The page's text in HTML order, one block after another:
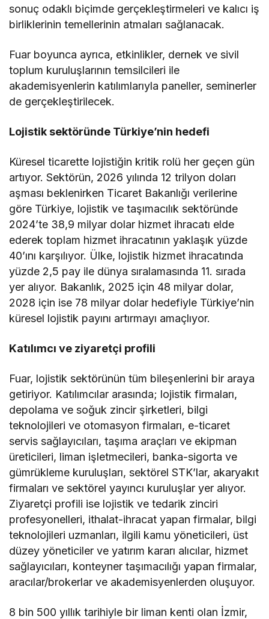
sonuç odaklı biçimde gerçekleştirmeleri ve kalıcı iş
birliklerinin temellerinin atmaları sağlanacak.
Fuar boyunca ayrıca, etkinlikler, dernek ve sivil
toplum kuruluşlarının temsilcileri ile
akademisyenlerin katılımlarıyla paneller, seminerler
de gerçekleştirilecek.
Lojistik sektöründe Türkiye’nin hedefi
Küresel ticarette lojistiğin kritik rolü her geçen gün
artıyor. Sektörün, 2026 yılında 12 trilyon doları
aşması beklenirken Ticaret Bakanlığı verilerine
göre Türkiye, lojistik ve taşımacılık sektöründe
2024’te 38,9 milyar dolar hizmet ihracatı elde
ederek toplam hizmet ihracatının yaklaşık yüzde
40’ını karşılıyor. Ülke, lojistik hizmet ihracatında
yüzde 2,5 pay ile dünya sıralamasında 11. sırada
yer alıyor. Bakanlık, 2025 için 48 milyar dolar,
2028 için ise 78 milyar dolar hedefiyle Türkiye’nin
küresel lojistik payını artırmayı amaçlıyor.
Katılımcı ve ziyaretçi profili
Fuar, lojistik sektörünün tüm bileşenlerini bir araya
getiriyor. Katılımcılar arasında; lojistik firmaları,
depolama ve soğuk zincir şirketleri, bilgi
teknolojileri ve otomasyon firmaları, e-ticaret
servis sağlayıcıları, taşıma araçları ve ekipman
üreticileri, liman işletmecileri, banka-sigorta ve
gümrükleme kuruluşları, sektörel STK’lar, akaryakıt
firmaları ve sektörel yayıncı kuruluşlar yer alıyor.
Ziyaretçi profili ise lojistik ve tedarik zinciri
profesyonelleri, ithalat-ihracat yapan firmalar, bilgi
teknolojileri uzmanları, ilgili kamu yöneticileri, üst
düzey yöneticiler ve yatırım kararı alıcılar, hizmet
sağlayıcıları, konteyner taşımacılığı yapan firmalar,
aracılar/brokerlar ve akademisyenlerden oluşuyor.
8 bin 500 yıllık tarihiyle bir liman kenti olan İzmir,